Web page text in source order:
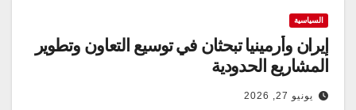
السياسية
إيران وأرمينيا تبحثان في توسيع التعاون وتطوير
المشاريع الحدودية
يونيو 27, 2026